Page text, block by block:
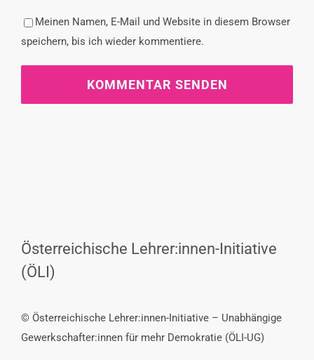
Meinen Namen, E-Mail und Website in diesem Browser
speichern, bis ich wieder kommentiere.
Österreichische Lehrer:innen-Initiative
(ÖLI)
© Österreichische Lehrer:innen-Initiative – Unabhängige
Gewerkschafter:innen für mehr Demokratie (ÖLI-UG)